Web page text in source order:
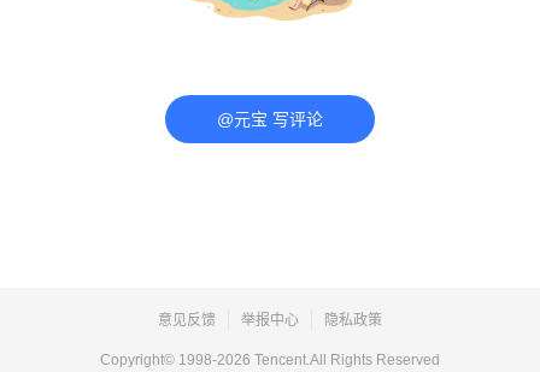
@元宝 写评论
意见反馈 举报中心 隐私政策
Copyright© 1998-2026 Tencent.All Rights Reserved